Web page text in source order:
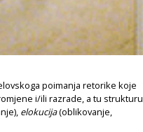
poimanja retorike koje
i/ili razrade, a tu strukturu
elokucija(oblikovanje,